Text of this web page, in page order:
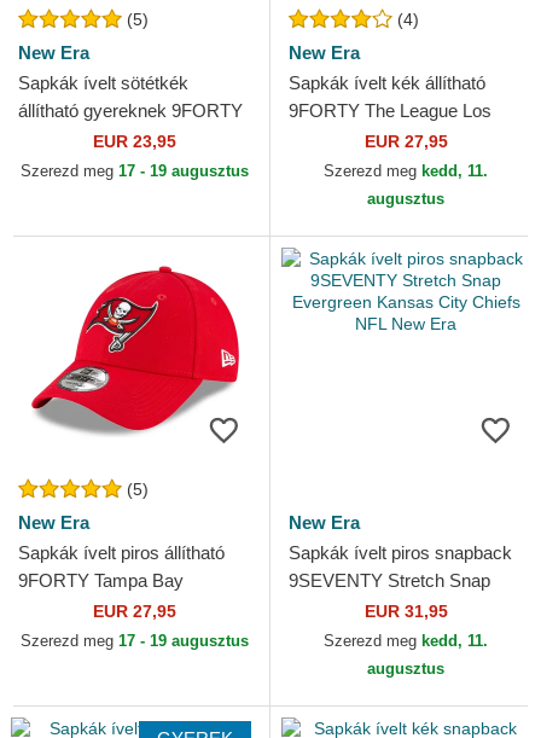
(5)
New Era
Sapkák ívelt sötétkék
állítható gyereknek 9FORTY
The League Chicago Bears
NFL New Era
EUR 23,95
Szerezd meg 17 - 19 augusztus
(4)
New Era
Sapkák ívelt kék állítható
9FORTY The League Los
Angeles Rams NFL New Era
EUR 27,95
Szerezd meg kedd, 11.
augusztus
(5)
New Era
Sapkák ívelt piros állítható
9FORTY Tampa Bay
Buccaneers NFL New Era
EUR 27,95
Szerezd meg 17 - 19 augusztus
New Era
Sapkák ívelt piros snapback
9SEVENTY Stretch Snap
Evergreen Kansas City
Chiefs NFL New Era
EUR 31,95
Szerezd meg kedd, 11.
augusztus